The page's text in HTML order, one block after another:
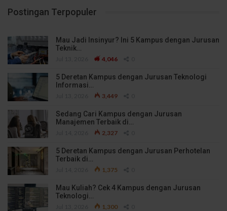
Postingan Terpopuler
Mau Jadi Insinyur? Ini 5 Kampus dengan Jurusan
Teknik…
4,046
5 Deretan Kampus dengan Jurusan Teknologi
Informasi…
3,449
Sedang Cari Kampus dengan Jurusan
Manajemen Terbaik di…
2,327
5 Deretan Kampus dengan Jurusan Perhotelan
Terbaik di…
1,375
Mau Kuliah? Cek 4 Kampus dengan Jurusan
Teknologi…
1,300